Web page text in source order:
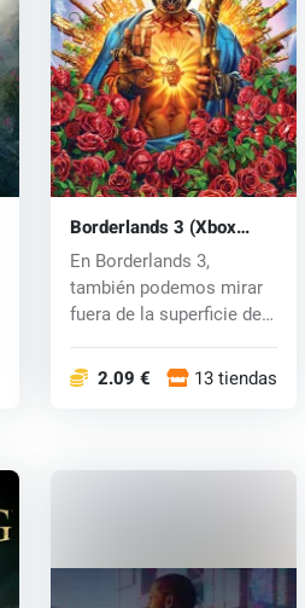
Borderlands 3 (Xbox
One) key
En Borderlands 3,
también podemos mirar
fuera de la superficie de
2.09 € 13 tiendas